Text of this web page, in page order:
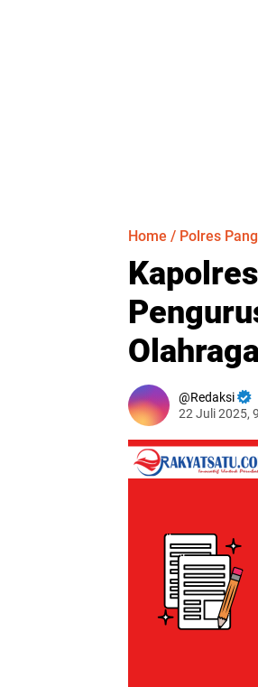
Home / Polres
Redaksi
22 Juli 2025,